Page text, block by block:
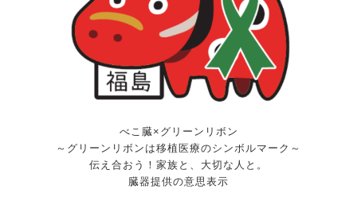
べこ臓×グリーンリボン
～グリーンリボンは移植医療のシンボルマーク～
伝え合おう！家族と、大切な人と。
臓器提供の意思表示